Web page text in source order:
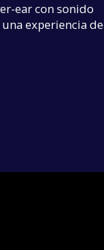
ear con sonido
experiencia de